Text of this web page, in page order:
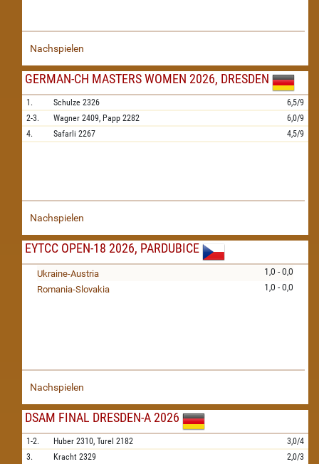
Nachspielen
GERMAN-CH MASTERS WOMEN 2026, DRESDEN
1. Schulze 2326
6,5/9
2-3.
Wagner 2409, Papp 2282
6,0/9
4.
Safarli 2267 4,5/9
Nachspielen
EYTCC OPEN-18 2026, PARDUBICE
1,0 - 0,0
Ukraine-Austria
1,0 - 0,0
Romania-Slovakia
Nachspielen
DSAM FINAL DRESDEN-A 2026
1-2. Huber 2310, Turel 2182
3,0/4
3.
Kracht 2329
2,0/3